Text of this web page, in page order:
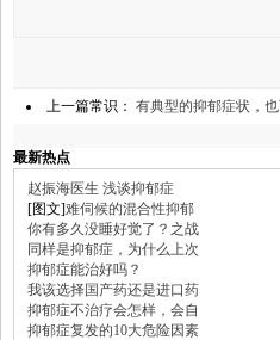
上一篇常识： 有典型的抑郁症状，
最新热点
赵振海医生 浅谈抑郁症
[图文]难伺候的混合性抑郁
你有多久没睡好觉了？之战
同样是抑郁症，为什么上次
抑郁症能治好吗？
我该选择国产药还是进口药
抑郁症不治疗会怎样，会自
抑郁症复发的10大危险因素